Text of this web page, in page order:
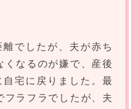
でしたが、夫が赤ち
くなるのが嫌で、産後
宅に戻りました。最
フラフラでしたが、夫